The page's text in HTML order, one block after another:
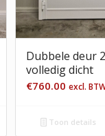
Dubbele deur
volledig dicht
€760.00 excl.
Toon details